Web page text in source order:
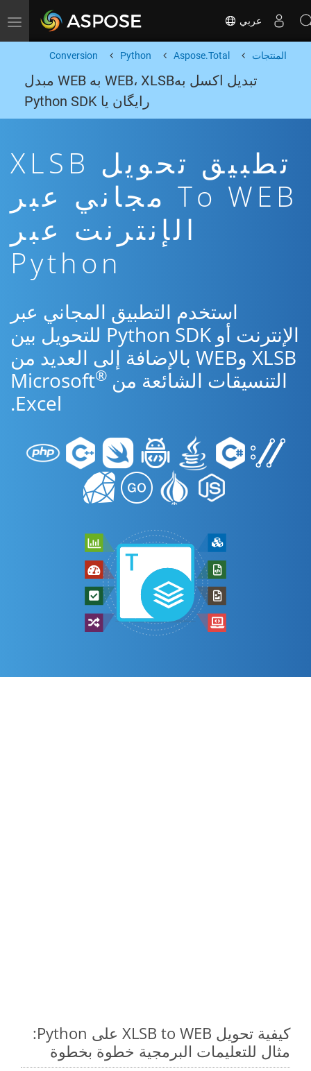
Toggle navigation عربي
المنتجات Aspose.Total
Python
Conversion
تبدیل اکسل بهWEB، XLSB به WEB مبدل
رایگان یا Python SDK
تطبيق تحويل XLSB
To WEB مجاني عبر
الإنترنت عبر
Python
استخدم التطبيق المجاني عبر
الإنترنت أو Python SDK للتحويل بين
XLSB وWEB بالإضافة إلى العديد من
التنسيقات الشائعة من Microsoft ®
Excel.
كيفية تحويل XLSB to WEB على Python:
مثال للتعليمات البرمجية خطوة بخطوة